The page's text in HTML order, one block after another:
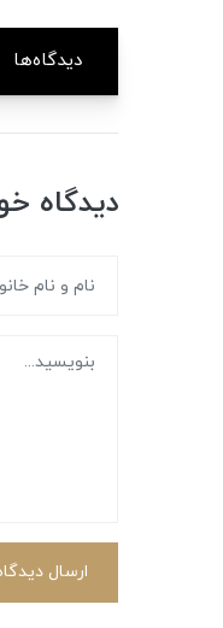
دیدگاه‌ها
دیدگاه
ارسال